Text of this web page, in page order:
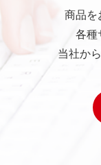
商品を
各種
当社か